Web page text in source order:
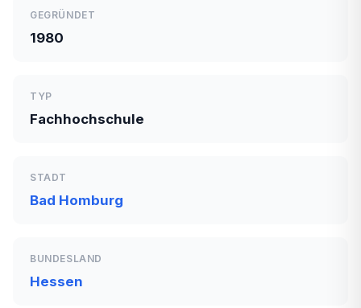
GEGRÜNDET
1980
TYP
Fachhochschule
STADT
Bad Homburg
BUNDESLAND
Hessen